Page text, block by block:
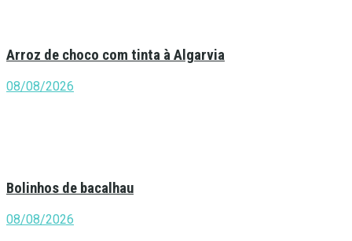
Arroz de choco com tinta à Algarvia
08/08/2026
Bolinhos de bacalhau
08/08/2026